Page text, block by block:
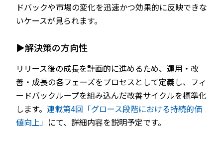
ドバックや市場の変化を迅速かつ効果的に反映できな
いケースが見られます。
▶解決策の方向性
リリース後の成長を計画的に進めるため、運用・改
善・成長の各フェーズをプロセスとして定義し、フィ
ードバックループを組み込んだ改善サイクルを標準化
します。 連載第4回「グロース段階における持続的価
値向上」 にて、詳細内容を説明予定です。